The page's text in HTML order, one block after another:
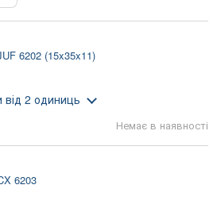
6202 (15x35x11)
Немає в наявності
від 2 одиниць
6203